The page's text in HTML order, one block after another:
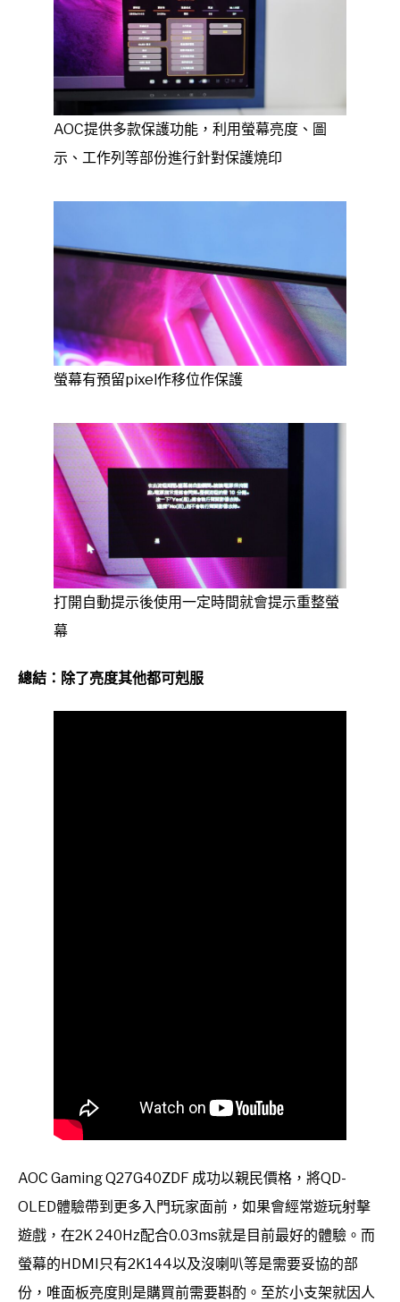
AOC提供多款保護功能，利用螢幕亮度、圖
示、工作列等部份進行針對保護燒印
螢幕有預留pixel作移位作保護
打開自動提示後使用一定時間就會提示重整螢
幕
總結：除了亮度其他都可剋服
AOC Gaming Q27G40ZDF 成功以親民價格，將QD-
OLED體驗帶到更多入門玩家面前，如果會經常遊玩射擊
遊戲，在2K 240Hz配合0.03ms就是目前最好的體驗。而
螢幕的HDMI只有2K144以及沒喇叭等是需要妥協的部
份，唯面板亮度則是購買前需要斟酌。至於小支架就因人